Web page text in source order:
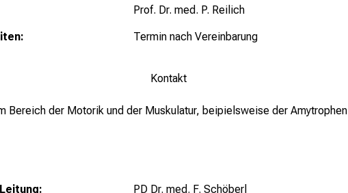
Prof. Dr. med. P. Reilich
Termin nach Vereinbarung
Kontakt
Bereich der Motorik und der Muskulatur, beipielsweise der Amytrophen
PD Dr. med. F. Schöberl